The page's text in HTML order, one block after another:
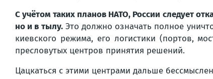
С учётом таких планов НАТО, России следует
но и в тылу.Это должно означать полное
киевского режима, его логистики (портов,
пресловутых центров принятия решений.
Цацкаться с этими центрами дальше